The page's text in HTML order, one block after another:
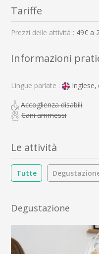
Tariffe
Prezzi delle attività : 49€ a
Informazioni
Lingue parlate : Inglese,
Accoglienza disabili
Cani ammessi
Le attività
Tutte
Degustazione